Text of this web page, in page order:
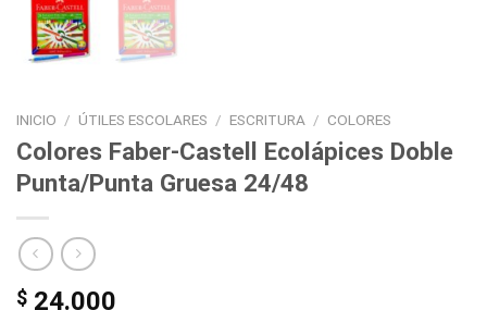
INICIO / ÚTILES ESCOLARES / ESCRITURA / COLORES
Colores Faber-Castell Ecolápices Doble
Punta/Punta Gruesa 24/48
$ 24.000